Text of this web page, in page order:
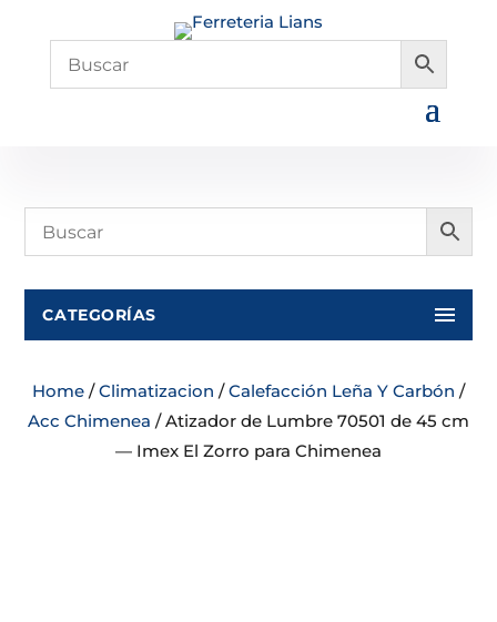
CATEGORÍAS
Home /Climatizacion /Calefacción Leña Y Carbón /
Acc Chimenea / Atizador de Lumbre 70501 de 45 cm
— Imex El Zorro para Chimenea